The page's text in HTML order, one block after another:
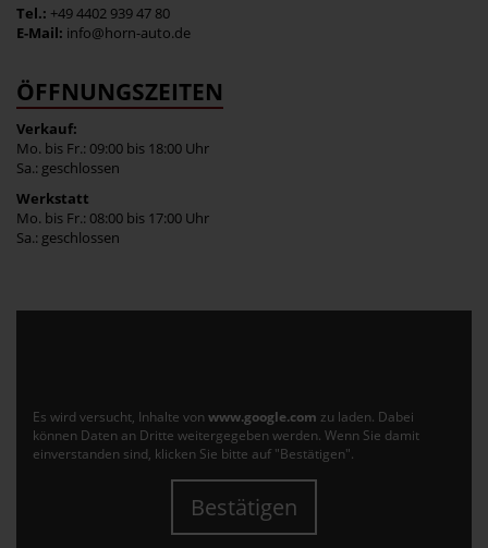
Tel.: +49 4402 939 47 80
E-Mail: info@horn-auto.de
ÖFFNUNGSZEITEN
Verkauf:
Mo. bis Fr.: 09:00 bis 18:00 Uhr
Sa.: geschlossen
Werkstatt
Mo. bis Fr.: 08:00 bis 17:00 Uhr
Sa.: geschlossen
Es wird versucht, Inhalte von www.google.com zu laden. Dabei
können Daten an Dritte weitergegeben werden. Wenn Sie damit
einverstanden sind, klicken Sie bitte auf "Bestätigen".
Bestätigen